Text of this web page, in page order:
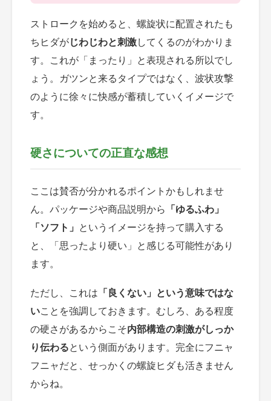
ストロークを始めると、螺旋状に配置されたも
ちヒダがじわじわと刺激してくるのがわかりま
す。これが「まったり」と表現される所以でし
ょう。ガツンと来るタイプではなく、波状攻撃
のように徐々に快感が蓄積していくイメージで
す。
硬さについての正直な感想
ここは賛否が分かれるポイントかもしれませ
ん。パッケージや商品説明から 「ゆるふわ」
「ソフト」 というイメージを持って購入する
と、
「思ったより硬い」 と感じる可能性があり
ます。
ただし、これは 「良くない」という意味ではな
いことを強調しておきます。むしろ、ある程度
の硬さがあるからこそ内部構造の刺激がしっか
り伝わるという側面があります。完全にフニャ
フニャだと、せっかくの螺旋ヒダも活きません
からね。